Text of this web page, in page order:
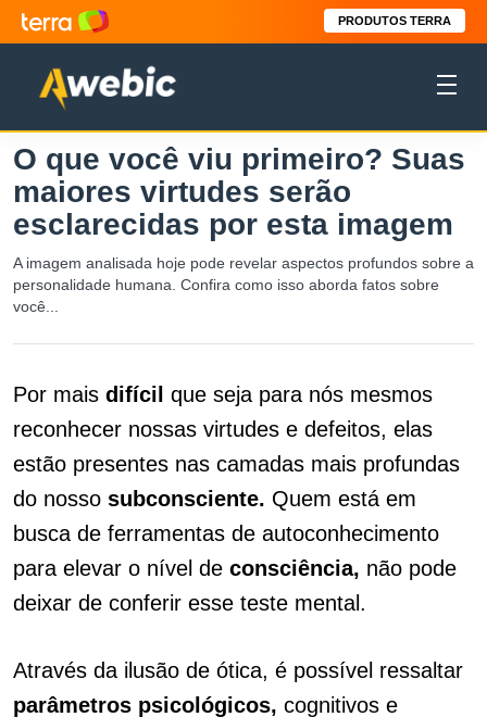
PRODUTOS TERRA
O que você viu primeiro? Suas
maiores virtudes serão
esclarecidas por esta imagem
A imagem analisada hoje pode revelar aspectos profundos sobre a
personalidade humana. Confira como isso aborda fatos sobre
você...
Por mais difícil que seja para nós mesmos
reconhecer nossas virtudes e defeitos, elas
estão presentes nas camadas mais profundas
do nosso subconsciente. Quem está em
busca de ferramentas de autoconhecimento
para elevar o nível de consciência, não pode
deixar de conferir esse teste mental.
Através da ilusão de ótica, é possível ressaltar
parâmetros psicológicos, cognitivos e